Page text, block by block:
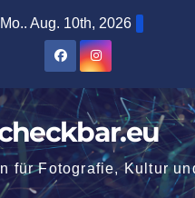
Mo.. Aug. 10th, 2026
für Fotografie, Kultur